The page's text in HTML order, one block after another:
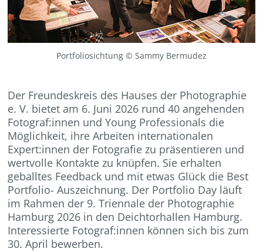
Portfoliosichtung © Sammy Bermudez
Der Freundeskreis des Hauses der Photographie
e. V. bietet am 6. Juni 2026 rund 40 angehenden
Fotograf:innen und Young Professionals die
Möglichkeit, ihre Arbeiten internationalen
Expert:innen der Fotografie zu präsentieren und
wertvolle Kontakte zu knüpfen. Sie erhalten
geballtes Feedback und mit etwas Glück die Best
Portfolio- Auszeichnung. Der Portfolio Day läuft
im Rahmen der 9. Triennale der Photographie
Hamburg 2026 in den Deichtorhallen Hamburg.
Interessierte Fotograf:innen können sich bis zum
30. April bewerben.